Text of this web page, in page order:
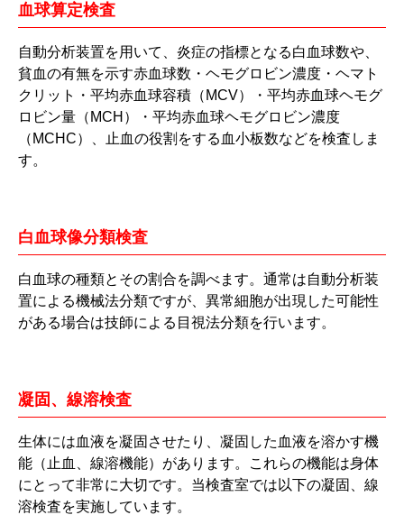
血球算定検査
自動分析装置を用いて、炎症の指標となる白血球数や、
貧血の有無を示す赤血球数・ヘモグロビン濃度・ヘマト
クリット・平均赤血球容積（MCV）・平均赤血球ヘモグ
ロビン量（MCH）・平均赤血球ヘモグロビン濃度
（MCHC）、止血の役割をする血小板数などを検査しま
す。
白血球像分類検査
白血球の種類とその割合を調べます。通常は自動分析装
置による機械法分類ですが、異常細胞が出現した可能性
がある場合は技師による目視法分類を行います。
凝固、線溶検査
生体には血液を凝固させたり、凝固した血液を溶かす機
能（止血、線溶機能）があります。これらの機能は身体
にとって非常に大切です。当検査室では以下の凝固、線
溶検査を実施しています。